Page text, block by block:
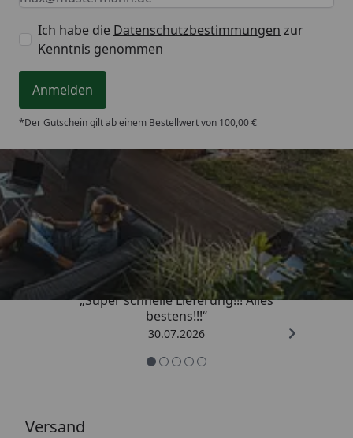
Ich habe die Datenschutzbestimmungen zur
Kenntnis genommen
Anmelden
*Der Gutschein gilt ab einem Bestellwert von 100,00 €
Trusted Shops
4,93/ 5
„Super schnelle Lieferung!!! Alles
bestens!!!“
30.07.2026
Versand